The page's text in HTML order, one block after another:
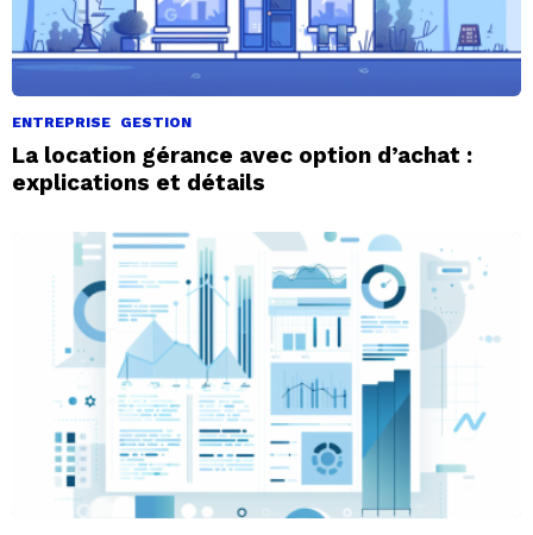
ENTREPRISE GESTION
La location gérance avec option d’achat :
explications et détails